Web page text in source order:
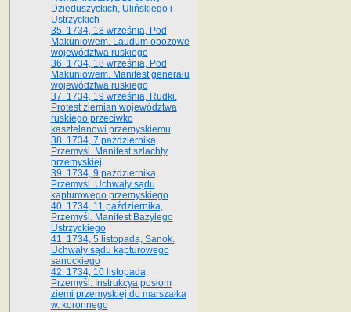
Dzieduszyckich, Ulińskiego i
Ustrzyckich
35. 1734, 18 września, Pod
Makuniowem. Laudum obozowe
województwa ruskiego
36. 1734, 18 września, Pod
Makuniowem. Manifest generału
województwa ruskiego
37. 1734, 19 września, Rudki.
Protest ziemian województwa
ruskiego przeciwko
kasztelanowi przemyskiemu
38. 1734, 7 października,
Przemyśl. Manifest szlachty
przemyskiej
39. 1734, 9 października,
Przemyśl. Uchwały sądu
kapturowego przemyskiego
40. 1734, 11 października,
Przemyśl. Manifest Bazylego
Ustrzyckiego
41. 1734, 5 listopada, Sanok.
Uchwały sądu kapturowego
sanockiego
42. 1734, 10 listopada,
Przemyśl. Instrukcya posłom
ziemi przemyskiej do marszałka
w. koronnego